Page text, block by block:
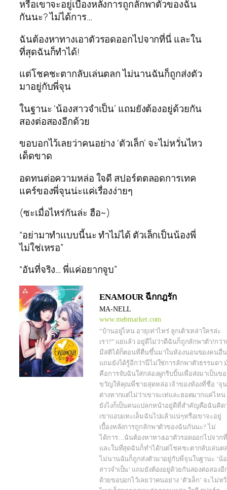
หรือเขาจะอยู่เบื้องหลังการถูกลักพาตัวของฉัน
กันนะ? ไม่ได้การ…
ฉันต้องหาทางเอาตัวรอดออกไปจากที่นี่ และใน
ที่สุดฉันก็ทำได้!
แต่โชคชะตากลับเล่นตลก ไม่นานฉันก็ถูกส่งตัว
มาอยู่กับพี่จุน
ในฐานะ ‘น้องสาวจำเป็น’ แถมยังต้องอยู่ด้วยกัน
สองต่อสองอีกด้วย
ขอบอกไว้เลยว่าคนอย่าง ‘ตัวเล็ก’ จะไม่หวั่นไหว
เด็ดขาด
อดทนต่อความหล่อ ใจดี สปอร์ตตลอดการเทค
แคร์ของพี่จุนน่ะแค่เรื่องง่ายๆ
(ซะเมื่อไหร่กันล่ะ ฮือ~)
“อย่ามาทำเเบบนี้นะ ทำไม่ได้ ตัวเล็กเป็นน้องพี่
ไม่ใช่เหรอ”
“อันที่จริง… พี่แค่อยากจูบ”
ENAMOUR ฉีกกฎรัก
MA-NELL
www.mebmarket.com
“บ้านอยู่ไหน อายุเท่าไหร่ ลูกเต้าเหล่าใครล่ะ
เรา?” แย่แล้ว อยู่ดีไม่ว่าดีฉันก็ถูกลักพาตัว!กว่า
มีสติได้ก็ตอนที่ตื่นขึ้นมาในห้องนอนของคนอื่น
แถมยังได้รู้อีกว่านี่ไม่ใช่การลักพาตัวธรรมดา
คือการจับฉันใส่กล่องผูกริบบิ้นเพื่อส่งมาเป็นขอ
ขวัญให้คุณพี่ชายสุดหล่อ เจ้าของห้องที่ชื่อ ‘จุน
ต่างหากแต่ไม่ว่าเขาจะเท่และฮอตมากแค่ไหน
ยังไงก็เป็นคนแปลกหน้าอยู่ดีที่สำคัญคือฉันคิด
เขาแอบแทะเล็มฉันไปแล้วแน่ๆหรือเขาจะอยู่
เบื้องหลังการถูกลักพาตัวของฉันกันนะ? ไม่
ได้การ…ฉันต้องหาทางเอาตัวรอดออกไปจาก
และในที่สุดฉันก็ทำได้!แต่โชคชะตากลับเล่นต
ไม่นานฉันก็ถูกส่งตัวมาอยู่กับพี่จุนในฐานะ ‘น้
สาวจำเป็น’ แถมยังต้องอยู่ด้วยกันสองต่อสองอี
ด้วยขอบอกไว้เลยว่าคนอย่าง ‘ตัวเล็ก’ จะไม่ห